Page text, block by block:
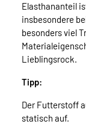
Elasthananteil
insbesondere
besonders viel
Lieblingsrock.
Tipp:
Der Futterstoff
statisch auf.